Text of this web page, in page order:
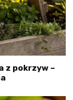
z pokrzyw –